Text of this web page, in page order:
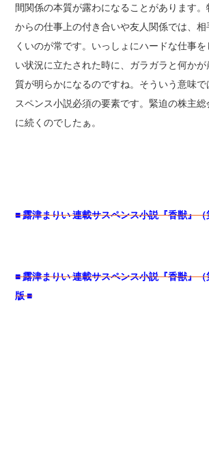
間関係の本質が露わになることがあります
からの仕事上の付き合いや友人関係では、
くいのが常です。いっしょにハードな仕事
い状況に立たされた時に、ガラガラと何か
質が明らかになるのですね。そういう意味
スペンス小説必須の要素です。緊迫の株主
に続くのでしたぁ。
■露津まりい連載サスペンス小説『香獣』
■露津まりい連載サスペンス小説『香獣』
版 ■